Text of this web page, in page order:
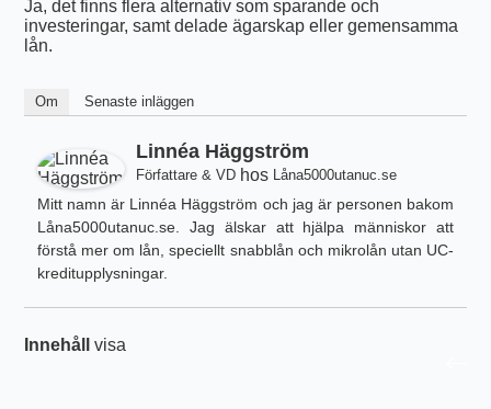
Ja, det finns flera alternativ som sparande och
investeringar, samt delade ägarskap eller gemensamma
lån.
Om Senaste inläggen
Linnéa Häggström
Författare & VD hos Låna5000utanuc.se
Mitt namn är Linnéa Häggström och jag är personen bakom
Låna5000utanuc.se. Jag älskar att hjälpa människor att
förstå mer om lån, speciellt snabblån och mikrolån utan UC-
kreditupplysningar.
Innehåll visa